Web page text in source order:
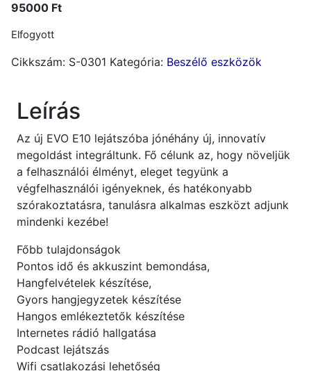
95000 Ft
Elfogyott
Cikkszám: S-0301 Kategória: Beszélő eszközök
Leírás
Az új EVO E10 lejátszóba jónéhány új, innovatív
megoldást integráltunk. Fő célunk az, hogy növeljük
a felhasználói élményt, eleget tegyünk a
végfelhasználói igényeknek, és hatékonyabb
szórakoztatásra, tanulásra alkalmas eszközt adjunk
mindenki kezébe!
Főbb tulajdonságok
Pontos idő és akkuszint bemondása,
Hangfelvételek készítése,
Gyors hangjegyzetek készítése
Hangos emlékeztetők készítése
Internetes rádió hallgatása
Podcast lejátszás
Wifi csatlakozási lehetőség